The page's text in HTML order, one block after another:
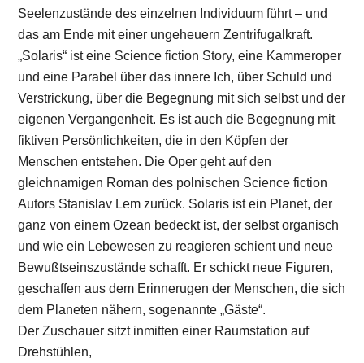
Seelenzustände des einzelnen Individuum führt – und
das am Ende mit einer ungeheuern Zentrifugalkraft.
„Solaris“ ist eine Science fiction Story, eine Kammeroper
und eine Parabel über das innere Ich, über Schuld und
Verstrickung, über die Begegnung mit sich selbst und der
eigenen Vergangenheit. Es ist auch die Begegnung mit
fiktiven Persönlichkeiten, die in den Köpfen der
Menschen entstehen. Die Oper geht auf den
gleichnamigen Roman des polnischen Science fiction
Autors Stanislav Lem zurück. Solaris ist ein Planet, der
ganz von einem Ozean bedeckt ist, der selbst organisch
und wie ein Lebewesen zu reagieren schient und neue
Bewußtseinszustände schafft. Er schickt neue Figuren,
geschaffen aus dem Erinnerugen der Menschen, die sich
dem Planeten nähern, sogenannte „Gäste“.
Der Zuschauer sitzt inmitten einer Raumstation auf
Drehstühlen,